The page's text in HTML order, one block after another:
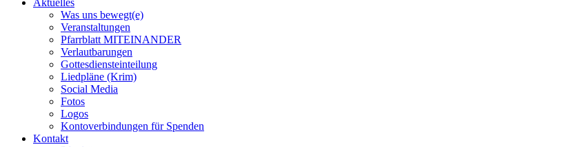
Aktuelles
Was uns bewegt(e)
Veranstaltungen
Pfarrblatt MITEINANDER
Verlautbarungen
Gottesdiensteinteilung
Liedpläne (Krim)
Social Media
Fotos
Logos
Kontoverbindungen für Spenden
Kontakt